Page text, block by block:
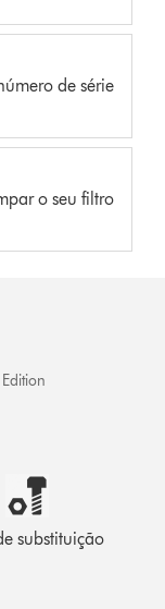
de série
o seu filtro
substituição